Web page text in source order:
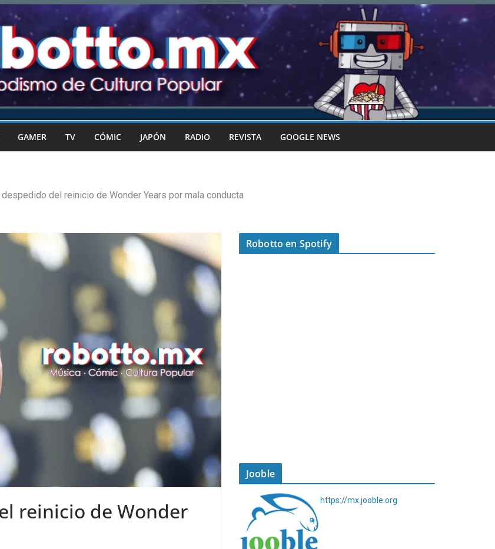
GAMER TV CÓMIC JAPÓN RADIO REVISTA GOOGLE NEWS
despedido del reinicio de Wonder Years por mala conducta
reinicio de Wonder
Robotto en Spotify
Jooble
https://mx.jooble.org